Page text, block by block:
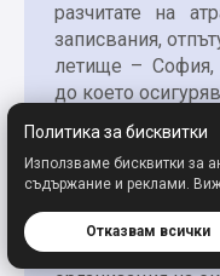
разчитате на
записвания,
летище – София,
до което
в България ще
представител,
хотел-летище.
ще имате
големите
наш
Политика за бисквитки
Използваме бисквитки за
съдържание и реклами.
Отказвам всички